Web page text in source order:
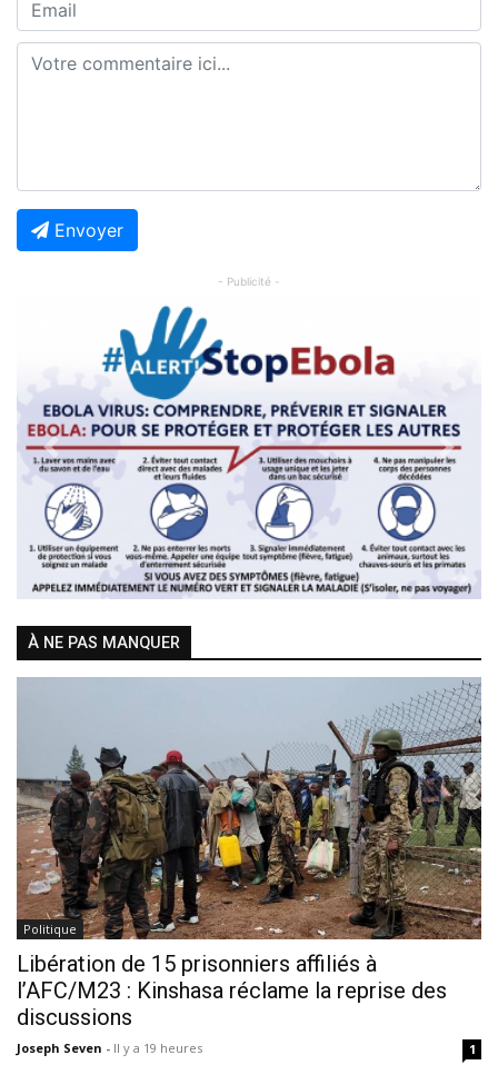
Envoyer
- Publicité -
Previous Next
À NE PAS MANQUER
Politique
Libération de 15 prisonniers affiliés à
l’AFC/M23 : Kinshasa réclame la reprise des
discussions
Joseph Seven - Il y a 19 heures 1